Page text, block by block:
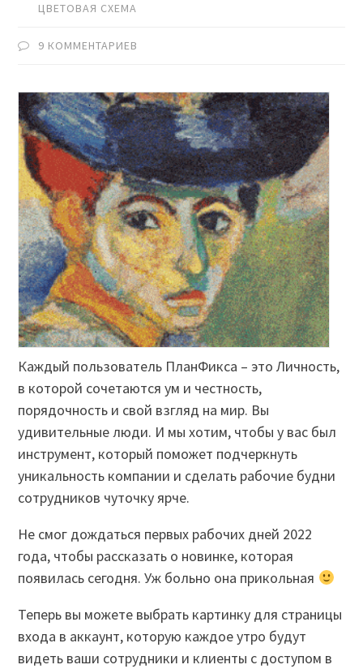
ЦВЕТОВАЯ СХЕМА
9 КОММЕНТАРИЕВ
Каждый пользователь ПланФикса – это Личность,
в которой сочетаются ум и честность,
порядочность и свой взгляд на мир. Вы
удивительные люди. И мы хотим, чтобы у вас был
инструмент, который поможет подчеркнуть
уникальность компании и сделать рабочие будни
сотрудников чуточку ярче.
Не смог дождаться первых рабочих дней 2022
года, чтобы рассказать о новинке, которая
появилась сегодня. Уж больно она прикольная
Теперь вы можете выбрать картинку для страницы
входа в аккаунт, которую каждое утро будут
видеть ваши сотрудники и клиенты с доступом в